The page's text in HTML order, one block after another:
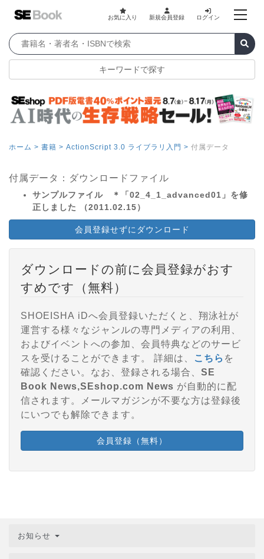
お気に入り 新規会員登録 ログイン
キーワードで探す
ホーム > 書籍 > ActionScript 3.0 ライブラリ入門 > 付属データ
付属データ：ダウンロードファイル
サンプルファイル ＊「02_4_1_advanced01」を修
正しました （2011.02.15）
会員登録せずにダウンロード
ダウンロードの前に会員登録がおす
すめです（無料）
SHOEISHA iDへ会員登録いただくと、翔泳社が
運営する様々なジャンルの専門メディアの利用、
およびイベントへの参加、会員特典などのサービ
スを受けることができます。 詳細は、
こちら を
確認ください。なお、登録される場合、 SE
Book News,SEshop.com News が自動的に配
信されます。メールマガジンが不要な方は登録後
にいつでも解除できます。
会員登録（無料）
お知らせ